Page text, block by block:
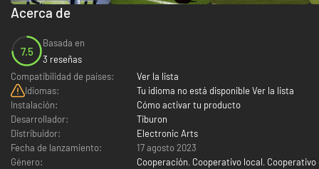
Acerca de
7.5
Basada en
3 reseñas
Compatibilidad de países:
Ver la lista
Idiomas:
Tu idioma no está disponible Ver la lista
Instalación:
Cómo activar tu producto
Desarrollador:
Tiburon
Distribuidor:
Electronic Arts
Fecha de lanzamiento:
17 agosto 2023
Género:
Cooperación, Cooperativo local, Cooperativo